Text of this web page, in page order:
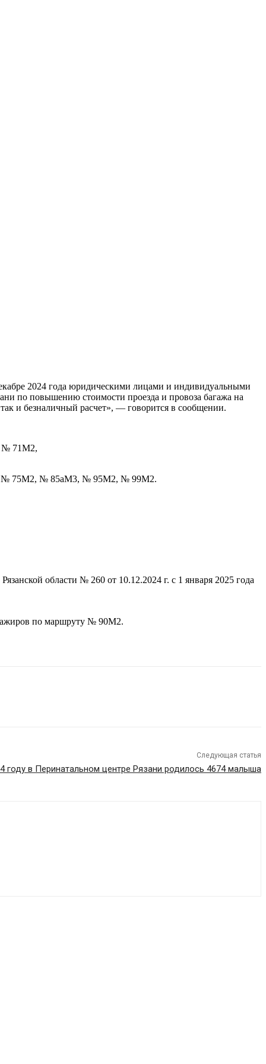
2024 года юридическими лицами и индивидуальными
по повышению стоимости проезда и провоза багажа на
и безналичный расчет», — говорится в сообщении.
№ 71М2,
№ 75М2, № 85аМ3, № 95М2, № 99М2.
области № 260 от 10.12.2024 г. с 1 января 2025 года
по маршруту № 90М2.
Следующая статья
году в Перинатальном центре Рязани родилось 4674 малыша